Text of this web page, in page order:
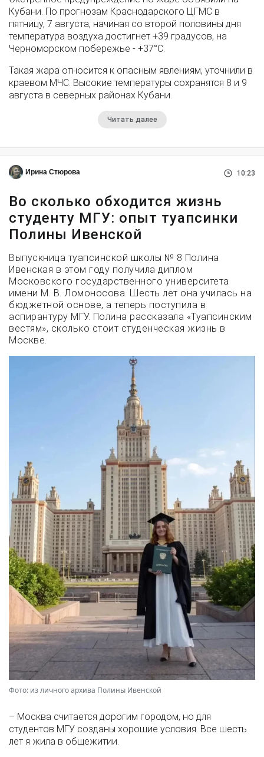
Кубани. По прогнозам Краснодарского ЦГМС в
пятницу, 7 августа, начиная со второй половины дня
температура воздуха достигнет +39 градусов, на
Черноморском побережье - +37°­С.
Такая жара относится к опасным явлениям, уточнили в
краевом МЧС. Высокие температуры сохранятся 8 и 9
августа в северных районах Кубани.
Читать далее
Ирина Стюрова 10:23
Во сколько обходится жизнь
студенту МГУ: опыт туапсинки
Полины Ивенской
Выпускница туапсинской школы № 8 Полина
Ивенская в этом году получила диплом
Московского государственного университета
имени М. В. Ломоносова. Шесть лет она училась на
бюджетной основе, а теперь поступила в
аспирантуру МГУ. Полина рассказала «Туапсинским
вестям», сколько стоит студенческая жизнь в
Москве.
Фото: из личного архива Полины Ивенской
– Москва считается дорогим городом, но для
студентов МГУ созданы хорошие условия. Все шесть
лет я жила в общежитии.